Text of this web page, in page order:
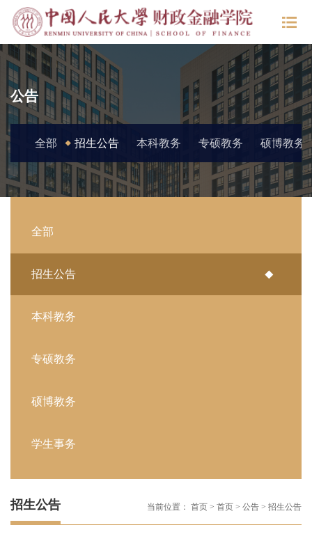
公告
全部 招生公告 本科教务 专硕教务 硕博教务
全部
招生公告
本科教务
专硕教务
硕博教务
学生事务
招生公告 当前位置： 首页 > 首页 > 公告 > 招生公告